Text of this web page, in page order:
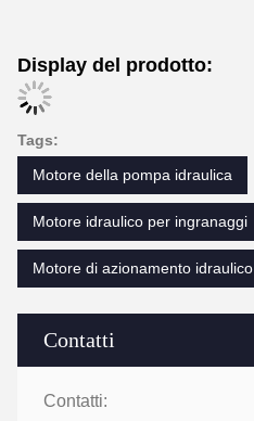
Contatti
Contatti:
Display del prodotto:
Tags:
Motore della pompa idraulica
Motore idraulico per ingranaggi
Motore di azionamento idraulico